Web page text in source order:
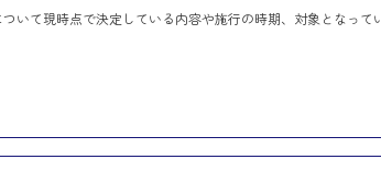
いて現時点で決定している内容や施行の時期、対象となって